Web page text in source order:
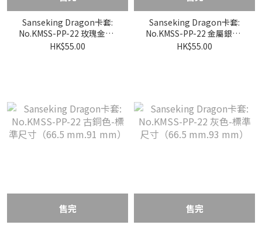
Sanseking Dragon卡套:
No.KMSS-PP-22 玫瑰金色-
標準尺寸（66.5 mm.91
HK$55.00
Sanseking Dragon卡套:
No.KMSS-PP-22 金屬銀色-
標準尺寸（66.5 mm.91
HK$55.00
售完 售完